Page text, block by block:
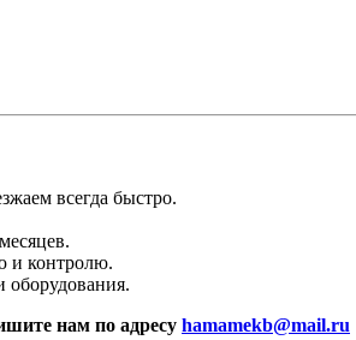
всегда быстро.
и контролю.
нам по адресу hamamekb@mail.ru